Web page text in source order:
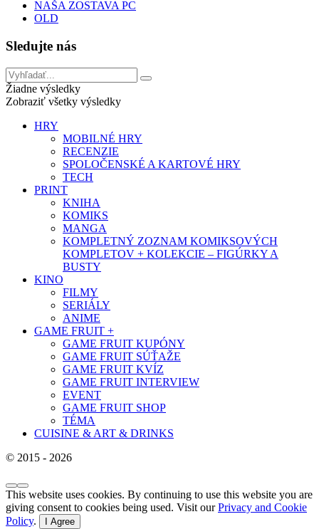
NAŠA ZOSTAVA PC
OLD
Sledujte nás
Žiadne výsledky
Zobraziť všetky výsledky
HRY
MOBILNÉ HRY
RECENZIE
SPOLOČENSKÉ A KARTOVÉ HRY
TECH
PRINT
KNIHA
KOMIKS
MANGA
KOMPLETNÝ ZOZNAM KOMIKSOVÝCH
KOMPLETOV + KOLEKCIE – FIGÚRKY A
BUSTY
KINO
FILMY
SERIÁLY
ANIME
GAME FRUIT +
GAME FRUIT KUPÓNY
GAME FRUIT SÚŤAŽE
GAME FRUIT KVÍZ
GAME FRUIT INTERVIEW
EVENT
GAME FRUIT SHOP
TÉMA
CUISINE & ART & DRINKS
© 2015 - 2026
This website uses cookies. By continuing to use this website you are
giving consent to cookies being used. Visit ourPrivacy and Cookie
Policy. I Agree